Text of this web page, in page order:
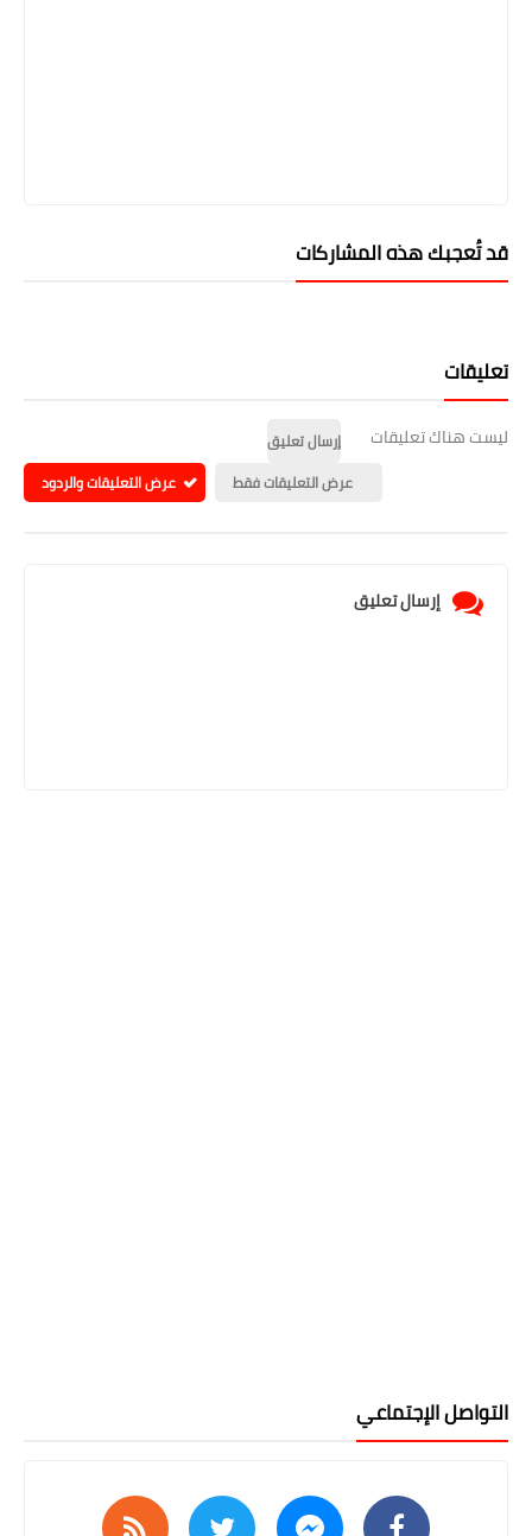
قد تُعجبك هذه المشاركات
تعليقات
ليست هناك تعليقات
إرسال تعليق
عرض التعليقات فقط
عرض التعليقات والردود
إرسال تعليق
التواصل الإجتماعي